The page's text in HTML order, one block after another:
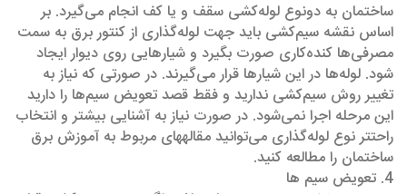
ساختمان به دونوع لوله‌کشی سقف و یا کف انجام می‌گیرد. بر
اساس نقشه سیم‌کشی باید جهت لوله‌گذاری از کنتور برق به سمت
مصرفی‌ها کنده‌کاری صورت بگیرد و شیارهایی روی دیوار ایجاد
شود. لوله‌ها در این شیارها قرار می‌گیرند. در صورتی که نیاز به
تغییر روش سیم‌کشی ندارید و فقط قصد تعویض سیم‌ها را دارید
این مرحله اجرا نمی‌شود. در صورت نیاز به آشنایی بیشتر و انتخاب
راحتتر نوع لوله‌گذاری می‌توانید مقاله‎های مربوط به آموزش برق
ساختمان را مطالعه کنید.
4. تعویض سیم ها